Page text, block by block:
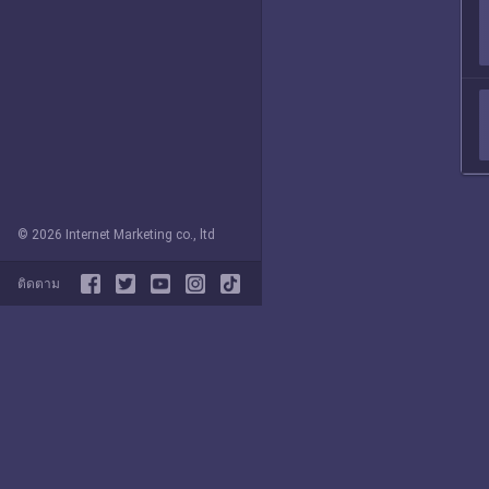
© 2026 Internet Marketing co., ltd
ติดตาม